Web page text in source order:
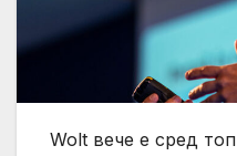
Wolt вече е сред